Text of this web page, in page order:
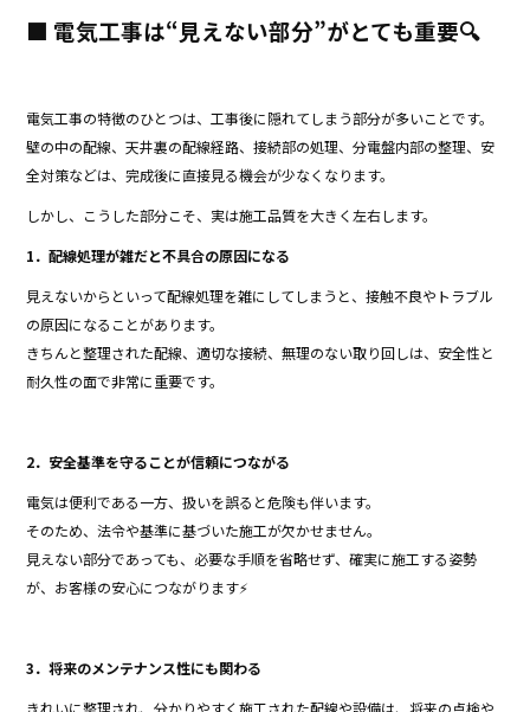
■ 電気工事は“見えない部分”がとても重要🔍
電気工事の特徴のひとつは、工事後に隠れてしまう部分が多いことです。
壁の中の配線、天井裏の配線経路、接続部の処理、分電盤内部の整理、安
全対策などは、完成後に直接見る機会が少なくなります。
しかし、こうした部分こそ、実は施工品質を大きく左右します。
1．配線処理が雑だと不具合の原因になる
見えないからといって配線処理を雑にしてしまうと、接触不良やトラブル
の原因になることがあります。
きちんと整理された配線、適切な接続、無理のない取り回しは、安全性と
耐久性の面で非常に重要です。
2．安全基準を守ることが信頼につながる
電気は便利である一方、扱いを誤ると危険も伴います。
そのため、法令や基準に基づいた施工が欠かせません。
見えない部分であっても、必要な手順を省略せず、確実に施工する姿勢
が、お客様の安心につながります⚡
3．将来のメンテナンス性にも関わる